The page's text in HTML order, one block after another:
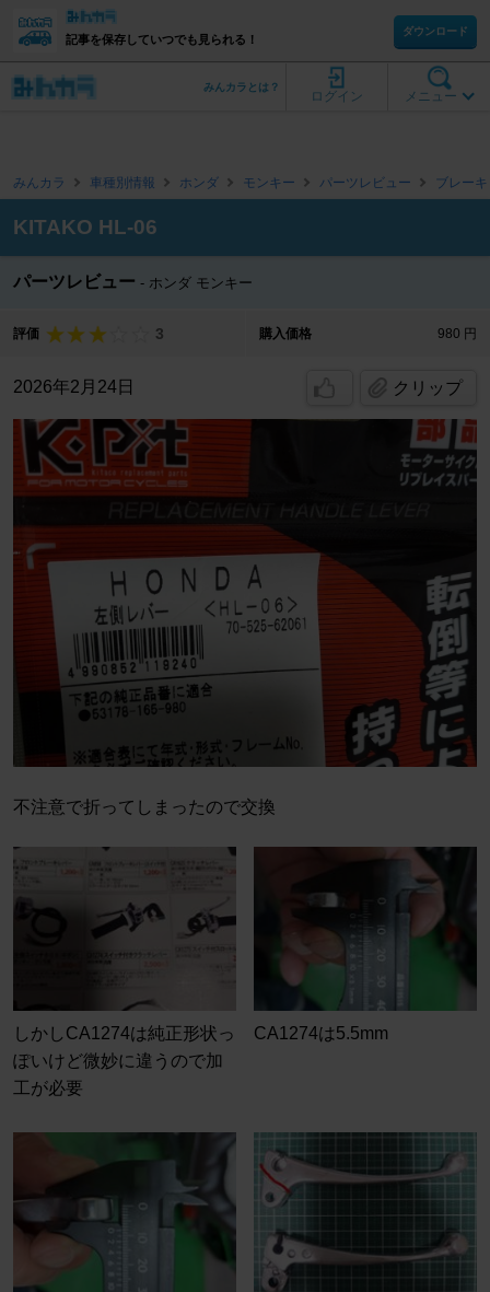
記事を保存していつでも見られる！
ダウンロード
メニュー
ログイン
みんカラとは？
みんカラ 車種別情報 ホンダ モンキー パーツレビュー ブレーキ
KITAKO HL-06
パーツレビュー ホンダ モンキー
評価 3 購入価格 980 円
2026年2月24日 クリップ
不注意で折ってしまったので交換
しかしCA1274は純正形状っ
ぽいけど微妙に違うので加
工が必要
CA1274は5.5mm